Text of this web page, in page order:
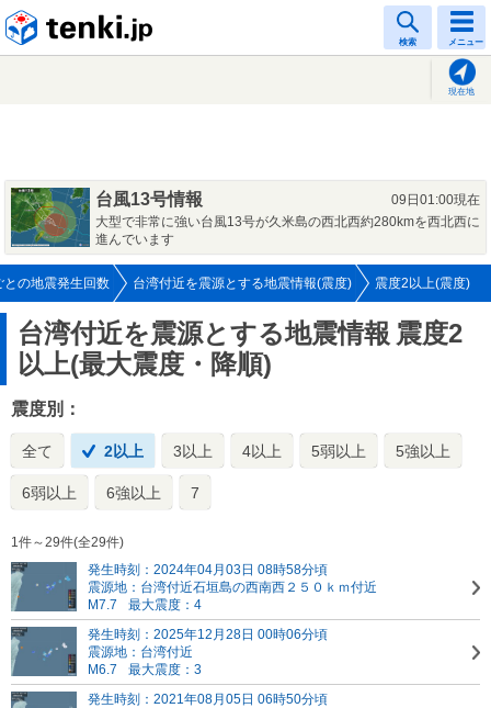
検索 メニュー
現在地
台風13号情報
09日01:00現在
大型で非常に強い台風13号が久米島の西北西約280kmを西北西に
進んでいます
との地震発生回数 台湾付近を震源とする地震情報(震度) 震度2以上(震度)
台湾付近を震源とする地震情報 震度2
以上(最大震度・降順)
震度別：
全て 2以上 3以上 4以上 5弱以上 5強以上
6弱以上 6強以上 7
1件～29件(全29件)
発生時刻：2024年04月03日 08時58分頃
震源地：台湾付近石垣島の西南西２５０ｋｍ付近
M7.7
最大震度：4
発生時刻：2025年12月28日 00時06分頃
震源地：台湾付近
M6.7
最大震度：3
発生時刻：2021年08月05日 06時50分頃